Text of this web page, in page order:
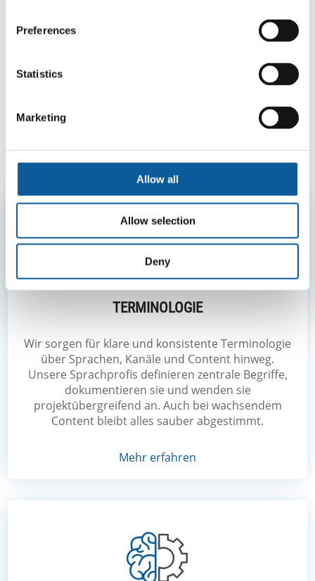
Preferences
Statistics
Marketing
Allow all
Allow selection
Deny
SMARTDESK®, SMARTCONNECT® UND
MEHR: UNSER TECHNOLOGISCHER
TERMINOLOGIE
Wir sorgen für klare und konsistente Terminologie
über Sprachen, Kanäle und Content hinweg.
Unsere Sprachprofis definieren zentrale Begriffe,
dokumentieren sie und wenden sie
projektübergreifend an. Auch bei wachsendem
Content bleibt alles sauber abgestimmt.
Mehr erfahren